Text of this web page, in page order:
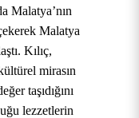
Malatya’nın
Malatya
Kılıç,
mirasın
taşıdığını
lezzetlerin